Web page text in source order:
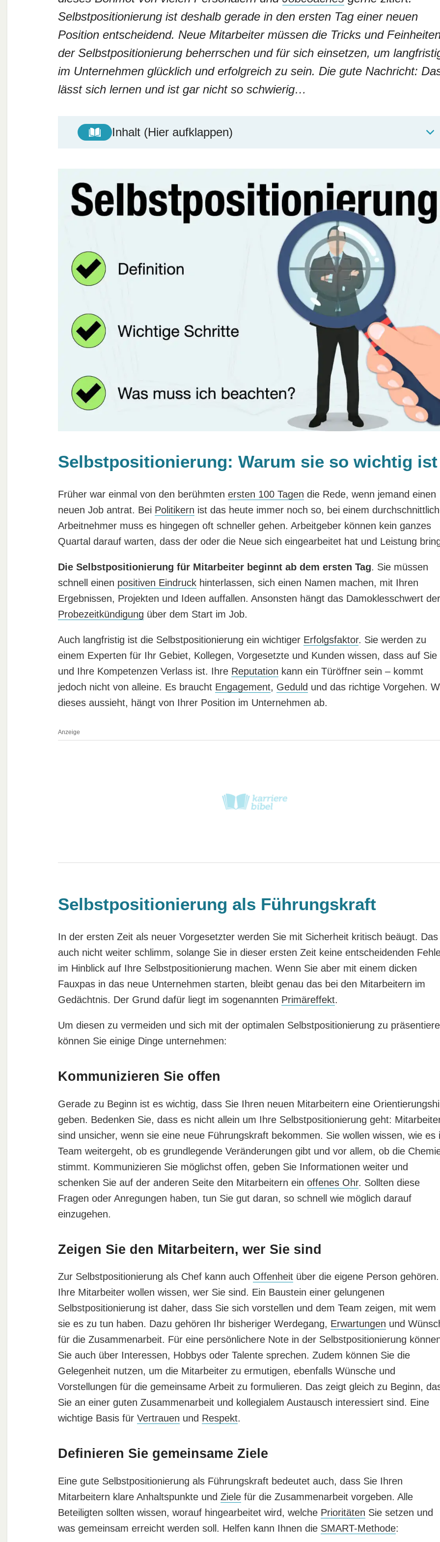
Selbstpositionierung ist deshalb gerade in den ersten Tag einer neuen
Position entscheidend. Neue Mitarbeiter müssen die Tricks und
der Selbstpositionierung beherrschen und für sich einsetzen, um
im Unternehmen glücklich und erfolgreich zu sein. Die gute Nachricht:
lässt sich lernen und ist gar nicht so schwierig…
Inhalt (Hier aufklappen)
Selbstpositionierung: Warum sie so wichtig ist
Früher war einmal von den berühmten ersten 100 Tagen die Rede, wenn jemand einen
neuen Job antrat. Bei Politikern ist das heute immer noch so, bei einem
Arbeitnehmer muss es hingegen oft schneller gehen. Arbeitgeber können kein ganzes
Quartal darauf warten, dass der oder die Neue sich eingearbeitet hat und Leistung
Die Selbstpositionierung für Mitarbeiter beginnt ab dem ersten Tag. Sie müssen
schnell einen positiven Eindruckhinterlassen, sich einen Namen machen, mit Ihren
Ergebnissen, Projekten und Ideen auffallen. Ansonsten hängt das Damoklesschwert der
Probezeitkündigung über dem Start im Job.
Auch langfristig ist die Selbstpositionierung ein wichtiger Erfolgsfaktor. Sie werden zu
einem Experten für Ihr Gebiet, Kollegen, Vorgesetzte und Kunden wissen, dass auf Sie
und Ihre Kompetenzen Verlass ist. Ihre Reputation kann ein Türöffner sein – kommt
jedoch nicht von alleine. Es braucht Engagement, Geduld und das richtige Vorgehen.
dieses aussieht, hängt von Ihrer Position im Unternehmen ab.
Anzeige
Selbstpositionierung als Führungskraft
In der ersten Zeit als neuer Vorgesetzter werden Sie mit Sicherheit kritisch beäugt.
auch nicht weiter schlimm, solange Sie in dieser ersten Zeit keine entscheidenden
im Hinblick auf Ihre Selbstpositionierung machen. Wenn Sie aber mit einem dicken
Fauxpas in das neue Unternehmen starten, bleibt genau das bei den Mitarbeitern im
Gedächtnis. Der Grund dafür liegt im sogenannten Primäreffekt.
Um diesen zu vermeiden und sich mit der optimalen Selbstpositionierung zu
können Sie einige Dinge unternehmen:
Kommunizieren Sie offen
Gerade zu Beginn ist es wichtig, dass Sie Ihren neuen Mitarbeitern eine
geben. Bedenken Sie, dass es nicht allein um Ihre Selbstpositionierung geht:
sind unsicher, wenn sie eine neue Führungskraft bekommen. Sie wollen wissen, wie es
Team weitergeht, ob es grundlegende Veränderungen gibt und vor allem, ob die
stimmt. Kommunizieren Sie möglichst offen, geben Sie Informationen weiter und
schenken Sie auf der anderen Seite den Mitarbeitern ein offenes Ohr. Sollten diese
Fragen oder Anregungen haben, tun Sie gut daran, so schnell wie möglich darauf
einzugehen.
Zeigen Sie den Mitarbeitern, wer Sie sind
Zur Selbstpositionierung als Chef kann auch Offenheitüber die eigene Person gehören.
Ihre Mitarbeiter wollen wissen, wer Sie sind. Ein Baustein einer gelungenen
Selbstpositionierung ist daher, dass Sie sich vorstellen und dem Team zeigen, mit wem
sie es zu tun haben. Dazu gehören Ihr bisheriger Werdegang, Erwartungen und
für die Zusammenarbeit. Für eine persönlichere Note in der Selbstpositionierung
Sie auch über Interessen, Hobbys oder Talente sprechen. Zudem können Sie die
Gelegenheit nutzen, um die Mitarbeiter zu ermutigen, ebenfalls Wünsche und
Vorstellungen für die gemeinsame Arbeit zu formulieren. Das zeigt gleich zu Beginn,
Sie an einer guten Zusammenarbeit und kollegialem Austausch interessiert sind. Eine
wichtige Basis für Vertrauen und Respekt.
Definieren Sie gemeinsame Ziele
Eine gute Selbstpositionierung als Führungskraft bedeutet auch, dass Sie Ihren
Mitarbeitern klare Anhaltspunkte und Zielefür die Zusammenarbeit vorgeben. Alle
Beteiligten sollten wissen, worauf hingearbeitet wird, welche Prioritäten Sie setzen und
was gemeinsam erreicht werden soll. Helfen kann Ihnen die SMART-Methode: